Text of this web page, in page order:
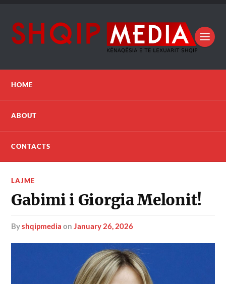
HOME
ABOUT
CONTACTS
LAJME
Gabimi i Giorgia Melonit!
byshqipmedia onJanuary 26, 2026